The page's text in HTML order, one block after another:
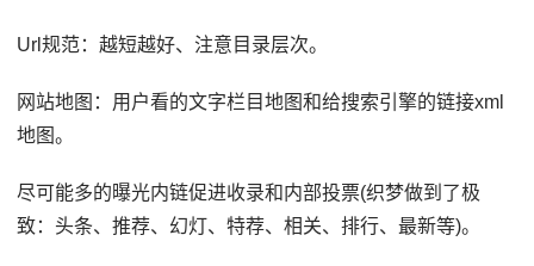
Url规范：越短越好、注意目录层次。
网站地图：用户看的文字栏目地图和给搜索引擎的链接xml
地图。
尽可能多的曝光内链促进收录和内部投票(织梦做到了极
致：头条、推荐、幻灯、特荐、相关、排行、最新等)。